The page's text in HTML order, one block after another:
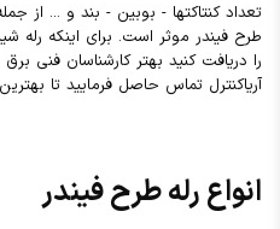
تعداد کنتاکتها - بوبین - بند و ... از
طرح فیندر موثر است. برای اینکه رله
را دریافت کنید بهتر کارشناسان فنی
آریاکنترل تماس حاصل فرمایید تا
انواع رله طرح فیندر